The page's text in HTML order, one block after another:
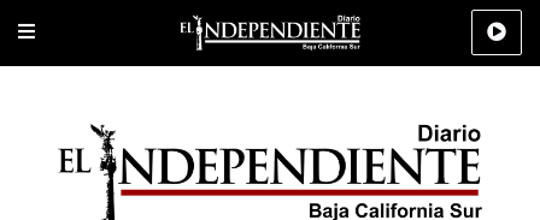
Portada Los Cabos Policiaca Deportes Cultura